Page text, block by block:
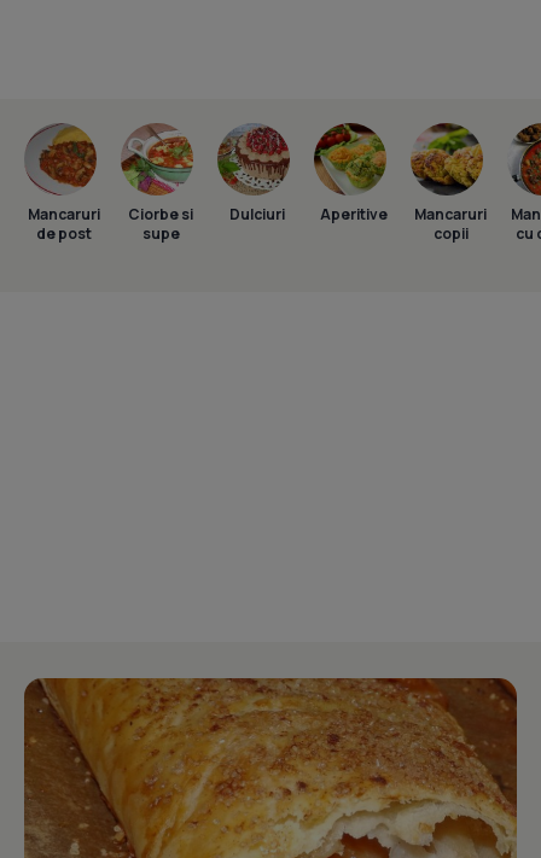
Mancaruri
de post
Ciorbe si
supe
Dulciuri Aperitive
Mancaruri
copii
cu